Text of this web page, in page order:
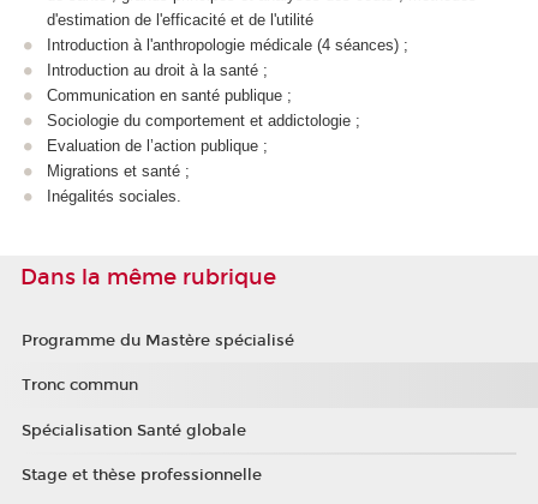
d'estimation de l'efficacité et de l'utilité
Introduction à l'anthropologie médicale (4 séances) ;
Introduction au droit à la santé ;
Communication en santé publique ;
Sociologie du comportement et addictologie ;
Evaluation de l’action publique ;
Migrations et santé ;
Inégalités sociales.
Dans la même rubrique
Programme du Mastère spécialisé
Tronc commun
Spécialisation Santé globale
Stage et thèse professionnelle